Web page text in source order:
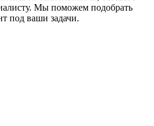
Мы поможем подобрать
под ваши задачи.